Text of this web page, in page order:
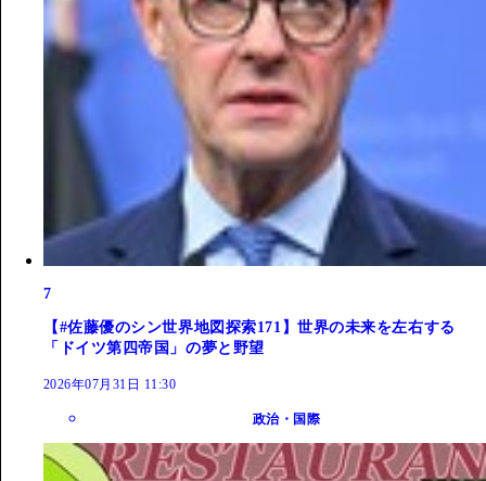
7
【#佐藤優のシン世界地図探索171】世界の未来を左右する
「ドイツ第四帝国」の夢と野望
2026年07月31日 11:30
政治・国際